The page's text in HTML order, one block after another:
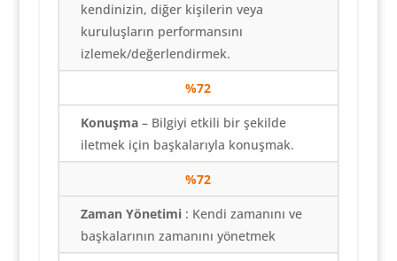
kendinizin, diğer kişilerin veya
kuruluşların performansını
izlemek/değerlendirmek.
%72
Konuşma– Bilgiyi etkili bir şekilde
iletmek için başkalarıyla konuşmak.
%72
Zaman Yönetimi: Kendi zamanını ve
başkalarının zamanını yönetmek